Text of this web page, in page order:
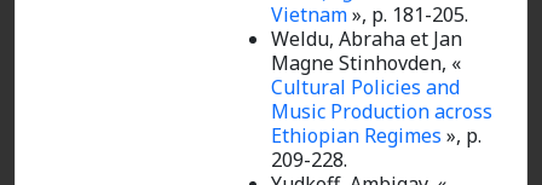
Vietnam», p. 181-205.
Weldu, Abraha et Jan
Magne Stinhovden, «
Cultural Policies and
Music Production across
Ethiopian Regimes », p.
209-228.